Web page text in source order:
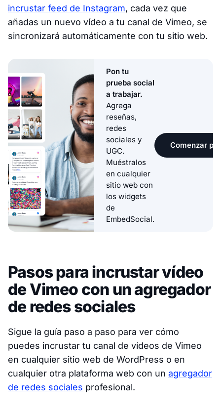
incrustar feed de Instagram, cada vez que
añadas un nuevo vídeo a tu canal de Vimeo, se
sincronizará automáticamente con tu sitio web.
Pon tu
prueba social
a trabajar.
Agrega
reseñas,
redes
sociales y
UGC.
Muéstralos
en cualquier
sitio web con
los widgets
de
EmbedSocial.
Comenzar
Pasos para incrustar vídeo
de Vimeo con un agregador
de redes sociales
Sigue la guía paso a paso para ver cómo
puedes incrustar tu canal de vídeos de Vimeo
en cualquier sitio web de WordPress o en
cualquier otra plataforma web con un agregador
de redes sociales profesional.